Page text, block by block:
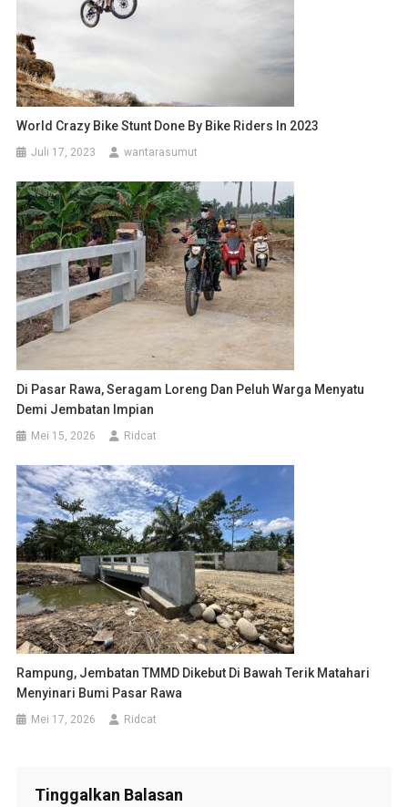
World Crazy Bike Stunt Done By Bike Riders In 2023
Juli 17, 2023 wantarasumut
Di Pasar Rawa, Seragam Loreng Dan Peluh Warga Menyatu
Demi Jembatan Impian
Mei 15, 2026 Ridcat
Rampung, Jembatan TMMD Dikebut Di Bawah Terik Matahari
Menyinari Bumi Pasar Rawa
Mei 17, 2026 Ridcat
Tinggalkan Balasan